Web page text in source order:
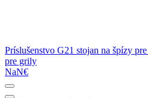
Príslušenstvo G21 stojan na špízy
pre grily
NaN€